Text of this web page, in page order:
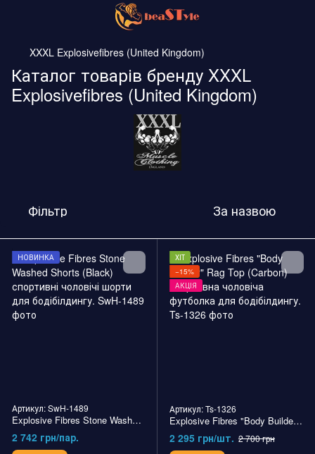
XXXL Explosivefibres (United Kingdom)
Каталог товарів бренду XXXL
Explosivefibres (United Kingdom)
Фільтр За назвою
НОВИНКА
Артикул: SwH-1489
Explosive Fibres Stone Washed Shorts (Black) спортивні чоловічі шорти для бодібілдингу.
2 742 грн/пар.
ХІТ
−15%
АКЦІЯ
Артикул: Ts-1326
Explosive Fibres "Body Builder" Rag Top (Carbon) спортивна чоловіча футболка для бодібілдингу.
2 295 грн/шт. 2 700 грн